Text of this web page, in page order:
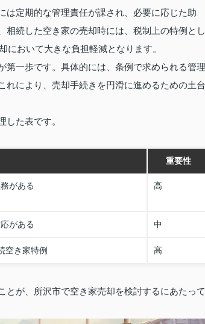
は定期的な管理責任が課され、必要に応じた助
相続した空き家の売却時には、税制上の特例とし
おいて大きな負担軽減となります。
第一歩です。具体的には、条例で求められる管理
れにより、売却手続きを円滑に進めるための土台
た表です。
重要性
がある 高
がある 中
空き家特例 高
とが、所沢市で空き家売却を検討するにあたって